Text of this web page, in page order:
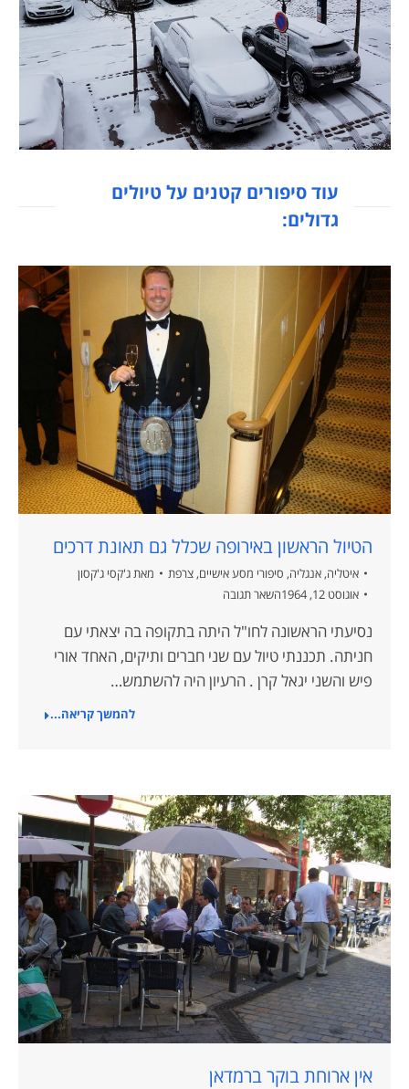
עוד סיפורים קטנים על טיולים
גדולים:
הטיול הראשון באירופה שכלל גם תאונת דרכים
איטליה, אנגליה, סיפורי מסע אישיים, צרפת מאתג'קסי ג'קסון
אוגוסט 12, 1964
השאר תגובה
נסיעתי הראשונה לחו"ל היתה בתקופה בה יצאתי עם
חניתה. תכננתי טיול עם שני חברים ותיקים, האחד אורי
פיש והשני יגאל קרן . הרעיון היה להשתמש…
להמשך קריאה...
אין ארוחת בוקר ברמדאן